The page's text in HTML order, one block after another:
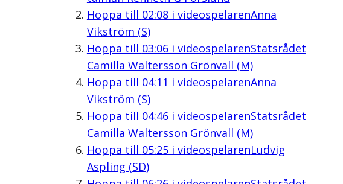
Hoppa till 02:08i videospelarenAnna
Vikström (S)
Hoppa till 03:06i videospelarenStatsrådet
Camilla Waltersson Grönvall (M)
Hoppa till 04:11 i videospelarenAnna
Vikström (S)
Hoppa till 04:46i videospelarenStatsrådet
Camilla Waltersson Grönvall (M)
Hoppa till 05:25i videospelarenLudvig
Aspling (SD)